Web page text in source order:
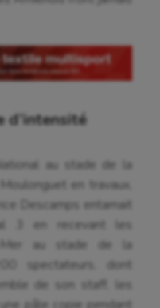
d’intensité
au stade de la
en travaux,
Descamps entamait
3 en recevant les
Mer au stade de la
spectateurs, dont
de son staff, les